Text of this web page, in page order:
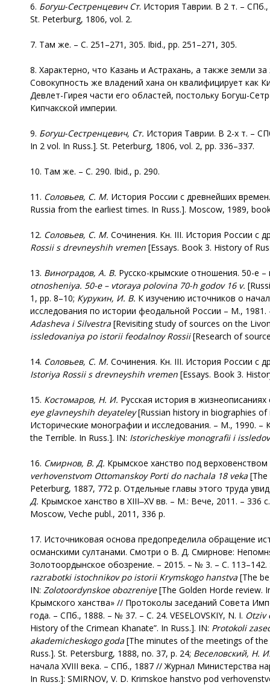
6. Богуш-Сестренцевич Ст. История Таврии. В 2 т. – СПб.,
St. Peterburg, 1806, vol. 2.
7. Там же. – С. 251–271, 305. Ibid., pp. 251–271, 305.
8. Характерно, что Казань и Астрахань, а также земли
Совокупность же владений хана он квалифицирует как
Девлет-Гирея части его областей, постольку Богуш-
Кипчакской империи.
9. Богуш-Сестренцевич, Ст. История Таврии. В 2-х т. –
In 2 vol. In Russ.]. St. Peterburg, 1806, vol. 2, pp. 336–337.
10. Там же. – С. 290. Ibid., p. 290.
11. Соловьев, С. М. История России с древнейших
Russia from the earliest times. In Russ.]. Moscow, 1989,
12. Соловьев, С. М. Сочинения. Кн. III. История России с
Rossii s drevneyshih vremen [Essays. Book 3. History of
13. Виноградов, А. В. Русско-крымские отношения. 50-е –
otnosheniya. 50-e – vtoraya polovina 70-h godov 16 v.
1, pp. 8–10; Курукин, И. В. К изучению источников о
исследования по истории феодальной России – М., 1981.
Adasheva i Silvestra [Revisiting study of sources on the
issledovaniya po istorii feodalnoy Rossii[Research of
14. Соловьев, С. М. Сочинения. Кн. III. История России с
Istoriya Rossii s drevneyshih vremen [Essays. Book 3.
15. Костомаров, Н. И. Русская история в
eye glavneyshih deyateley[Russian history in biographies
Исторические монографии и исследования. – М., 1990. –
the Terrible. In Russ.]. IN: Istoricheskiye monografii i
16. Смирнов, В. Д. Крымское ханство под
verhovenstvom Ottomanskoy Porti do nachala 18 veka [The
Peterburg, 1887, 772 р. Отдельные главы этого труда
Д. Крымское ханство в XIII‒XV вв. – М.: Вече, 2011. – 336
Moscow, Veche publ., 2011, 336 р.
17. Источниковая основа предопределила обращение
османскими султанами. Смотри о В. Д. Смирнове:
Золотоордынское обозрение. – 2015. – № 3. – С. 113–142.
razrabotki istochnikov po istorii Krymskogo hanstva [The
IN: Zolotoordynskoe obozreniye[The Golden Horde review.
Крымского ханства» // Протоколы заседаний Совета
года. – СПб., 1888. – № 37. – С. 24. VESELOVSKIY, N. I. Otziv
History of the Crimean Khanate”. In Russ.]. IN: Protokoli
akademicheskogo goda [The minutes of the meetings of
Russ.]. St. Petersburg, 1888, no. 37, p. 24; Веселовский, Н.
начала ХVIII века. – СПб., 1887 // Журнал Министерства
In Russ.]: SMIRNOV, V. D. Krimskoe hanstvo pod